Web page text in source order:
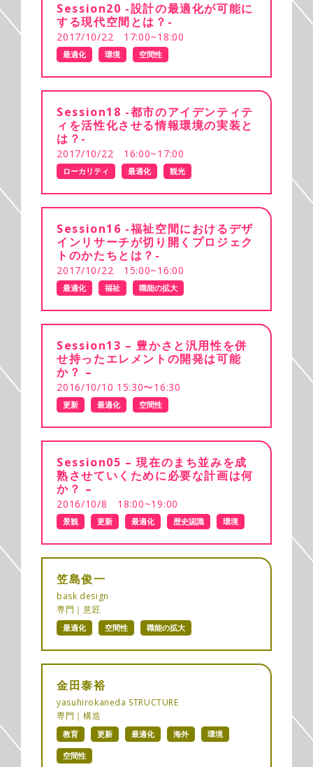
Session20 -設計の最適化が可能に
する現代空間とは？-
2017/10/22 17:00~18:00
最適化 環境 空間性
Session18 -都市のアイデンティテ
ィを活性化させる情報環境の実装と
は？-
2017/10/22 16:00~17:00
ローカリティ 最適化 観光
Session16 -福祉空間におけるデザ
インリサーチが切り開くプロジェク
トのかたちとは？-
2017/10/22 15:00~16:00
最適化 福祉 職能の拡大
Session13 – 豊かさと汎用性を併
せ持ったエレメントの開発は可能
か？ –
2016/10/10 15:30〜16:30
更新 最適化 空間性
Session05 – 現在のまち並みを成
熟させていくために必要な計画は何
か？ –
2016/10/8 18:00~19:00
景観 更新 最適化 歴史認識 環境
笠島俊一
bask design
専門｜意匠
最適化 空間性 職能の拡大
金田泰裕
yasuhirokaneda STRUCTURE
専門｜構造
教育 更新 最適化 海外 環境
空間性